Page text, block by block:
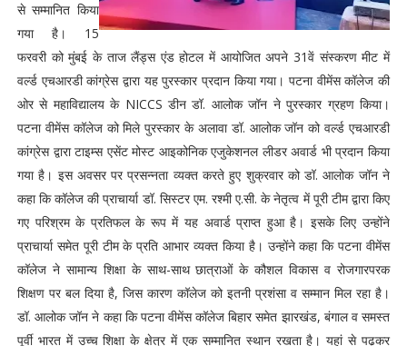
से सम्मानित किया
गया है। 15
फरवरी को मुंबई के ताज लैंड्स एंड होटल में आयोजित अपने 31वें संस्करण मीट में
वर्ल्ड एचआरडी कांग्रेस द्वारा यह पुरस्कार प्रदान किया गया। पटना वीमेंस कॉलेज की
ओर से महाविद्यालय के NICCS डीन डॉ. आलोक जॉन ने पुरस्कार ग्रहण किया।
पटना वीमेंस कॉलेज को मिले पुरस्कार के अलावा डॉ. आलोक जॉन को वर्ल्ड एचआरडी
कांग्रेस द्वारा टाइम्स एसेंट मोस्ट आइकोनिक एजुकेशनल लीडर अवार्ड भी प्रदान किया
गया है। इस अवसर पर प्रसन्नता व्यक्त करते हुए शुक्रवार को डॉ. आलोक जॉन ने
कहा कि कॉलेज की प्राचार्या डॉ. सिस्टर एम. रश्मी ए.सी. के नेतृत्व में पूरी टीम द्वारा किए
गए परिश्रम के प्रतिफल के रूप में यह अवार्ड प्राप्त हुआ है। इसके लिए उन्होंने
प्राचार्या समेत पूरी टीम के प्रति आभार व्यक्त किया है। उन्होंने कहा कि पटना वीमेंस
कॉलेज ने सामान्य शिक्षा के साथ-साथ छात्राओं के कौशल विकास व रोजगारपरक
शिक्षण पर बल दिया है, जिस कारण कॉलेज को इतनी प्रशंसा व सम्मान मिल रहा है।
डॉ. आलोक जॉन ने कहा कि पटना वीमेंस कॉलेज बिहार समेत झारखंड, बंगाल व समस्त
पूर्वी भारत में उच्च शिक्षा के क्षेत्र में एक सम्मानित स्थान रखता है। यहां से पढ़कर